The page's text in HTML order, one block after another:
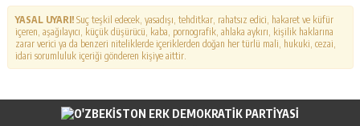
YASAL UYARI!Suç teşkil edecek, yasadışı, tehditkar, rahatsız edici, hakaret ve küfür
içeren, aşağılayıcı, küçük düşürücü, kaba, pornografik, ahlaka aykırı, kişilik haklarına
zarar verici ya da benzeri niteliklerde içeriklerden doğan her türlü mali, hukuki, cezai,
idari sorumluluk içeriği gönderen kişiye aittir.